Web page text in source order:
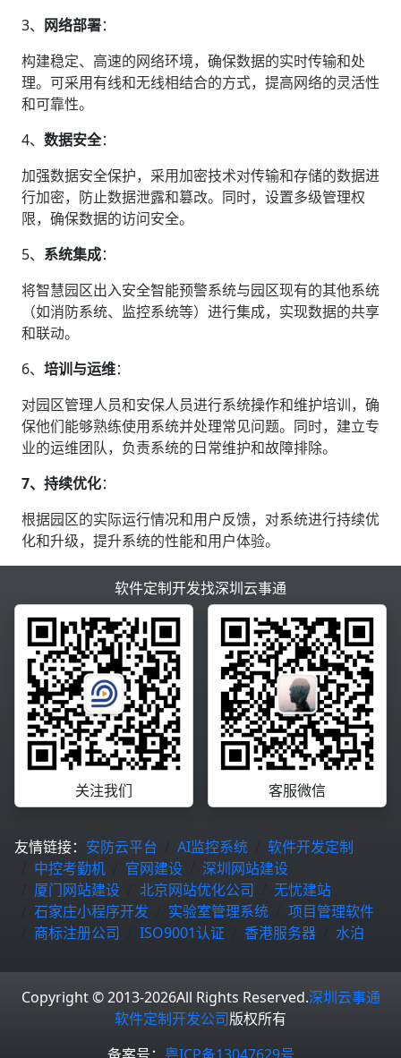
3、‌ 网络部署‌：
构建稳定、高速的网络环境，确保数据的实时传输和处
理。可采用有线和无线相结合的方式，提高网络的灵活性
和可靠性。
4、‌ 数据安全‌：
加强数据安全保护，采用加密技术对传输和存储的数据进
行加密，防止数据泄露和篡改。同时，设置多级管理权
限，确保数据的访问安全。
5、‌ 系统集成‌：
将智慧园区出入安全智能预警系统与园区现有的其他系统
（如消防系统、监控系统等）进行集成，实现数据的共享
和联动。
6、‌ 培训与运维‌：
对园区管理人员和安保人员进行系统操作和维护培训，确
保他们能够熟练使用系统并处理常见问题。同时，建立专
业的运维团队，负责系统的日常维护和故障排除。
7、持续优化‌：
根据园区的实际运行情况和用户反馈，对系统进行持续优
化和升级，提升系统的性能和用户体验。
软件定制开发找深圳云事通
关注我们 客服微信
友情链接： 安防云平台 AI监控系统
软件开发定制
中控考勤机
官网建设
深圳网站建设
厦门网站建设
北京网站优化公司
无忧建站
石家庄小程序开发
实验室管理系统
项目管理软件
商标注册公司
ISO9001认证 香港服务器 水泊
Copyright © 2013-2026All Rights Reserved.深圳云事通
软件定制开发公司版权所有